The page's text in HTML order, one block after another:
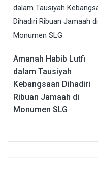
Amanah Habib Lutfi
dalam Tausiyah
Kebangsaan Dihadiri
Ribuan Jamaah di
Monumen SLG